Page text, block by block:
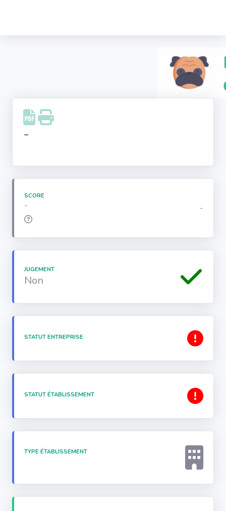
Facebook
Instagram
-
SCORE
- -
JUGEMENT
Non
STATUT ENTREPRISE
STATUT ÉTABLISSEMENT
TYPE ÉTABLISSEMENT